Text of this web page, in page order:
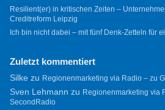
Resilient(er) in kritischen Zeiten –
Creditreform Leipzig
Ich bin nicht dabei – mit fünf Denk-Zetteln für
Zuletzt kommentiert
Silkezu Regionenmarketing via Radio – zu
Sven Lehmann zu Regionenmarketing via
SecondRadio